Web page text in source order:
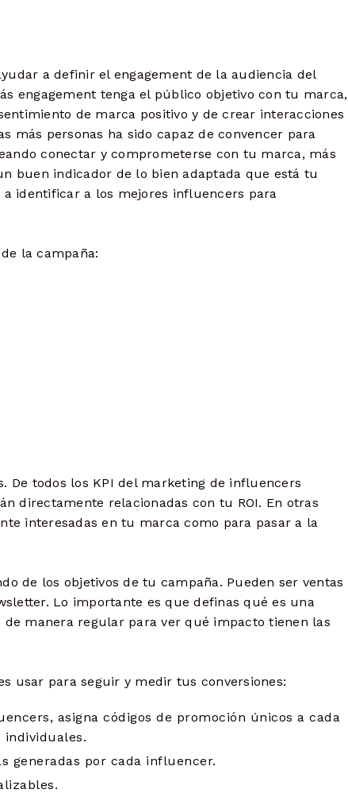
a definir el engagement de la audiencia del
engagement tenga el público objetivo con tu marca,
de marca positivo y de crear interacciones
más personas ha sido capaz de convencer para
conectar y comprometerse con tu marca, más
buen indicador de lo bien adaptada que está tu
identificar a los mejores influencers para
la campaña:
De todos los KPI del marketing de influencers
directamente relacionadas con tu ROI. En otras
interesadas en tu marca como para pasar a la
de los objetivos de tu campaña. Pueden ser ventas
Lo importante es que definas qué es una
manera regular para ver qué impacto tienen las
usar para seguir y medir tus conversiones:
asigna códigos de promoción únicos a cada
individuales.
generadas por cada influencer.